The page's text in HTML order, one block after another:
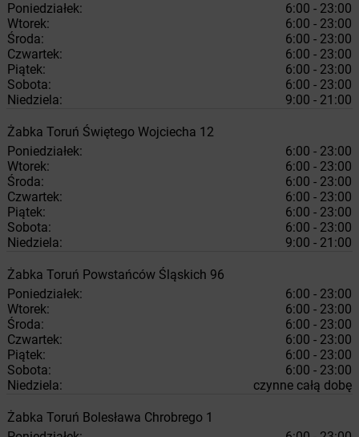
Poniedziałek:
6:00 - 23:00
Wtorek:
6:00 - 23:00
Środa:
6:00 - 23:00
Czwartek:
6:00 - 23:00
Piątek:
6:00 - 23:00
Sobota:
6:00 - 23:00
Niedziela:
9:00 - 21:00
Żabka Toruń Świętego Wojciecha 12
Poniedziałek:
6:00 - 23:00
Wtorek:
6:00 - 23:00
Środa:
6:00 - 23:00
Czwartek:
6:00 - 23:00
Piątek:
6:00 - 23:00
Sobota:
6:00 - 23:00
Niedziela:
9:00 - 21:00
Żabka Toruń Powstańców Śląskich 96
Poniedziałek:
6:00 - 23:00
Wtorek:
6:00 - 23:00
Środa:
6:00 - 23:00
Czwartek:
6:00 - 23:00
Piątek:
6:00 - 23:00
Sobota:
6:00 - 23:00
Niedziela:
czynne całą dobę
Żabka Toruń Bolesława Chrobrego 1